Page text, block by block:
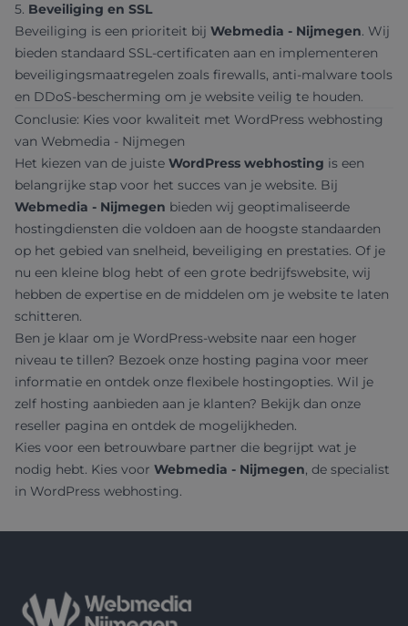
5. Beveiliging en SSL
Beveiliging is een prioriteit bij Webmedia - Nijmegen. Wij
bieden standaard SSL-certificaten aan en implementeren
beveiligingsmaatregelen zoals firewalls, anti-malware tools
en DDoS-bescherming om je website veilig te houden.
Conclusie: Kies voor kwaliteit met WordPress webhosting
van Webmedia - Nijmegen
Het kiezen van de juiste WordPress webhosting is een
belangrijke stap voor het succes van je website. Bij
Webmedia - Nijmegen bieden wij geoptimaliseerde
hostingdiensten die voldoen aan de hoogste standaarden
op het gebied van snelheid, beveiliging en prestaties. Of je
nu een kleine blog hebt of een grote bedrijfswebsite, wij
hebben de expertise en de middelen om je website te laten
schitteren.
Ben je klaar om je WordPress-website naar een hoger
niveau te tillen? Bezoek onze hosting pagina voor meer
informatie en ontdek onze flexibele hostingopties. Wil je
zelf hosting aanbieden aan je klanten? Bekijk dan onze
reseller pagina en ontdek de mogelijkheden.
Kies voor een betrouwbare partner die begrijpt wat je
nodig hebt. Kies voor Webmedia - Nijmegen, de specialist
in WordPress webhosting.